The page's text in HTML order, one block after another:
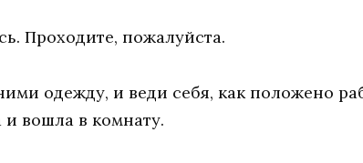
Проходите, пожалуйста.
одежду, и веди себя, как положено
вошла в комнату.